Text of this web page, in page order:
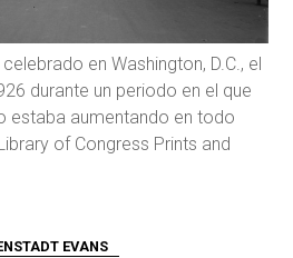
en Washington, D.C., el
durante un periodo en el que
estaba aumentando en todo
of Congress Prints and
EVANS